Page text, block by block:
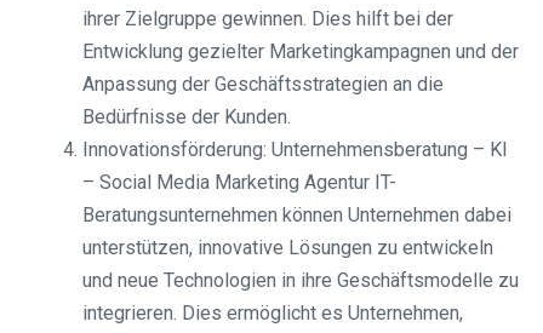
ihrer Zielgruppe gewinnen. Dies hilft bei der
Entwicklung gezielter Marketingkampagnen und der
Anpassung der Geschäftsstrategien an die
Bedürfnisse der Kunden.
Innovationsförderung: Unternehmensberatung – KI
– Social Media Marketing Agentur IT-
Beratungsunternehmen können Unternehmen dabei
unterstützen, innovative Lösungen zu entwickeln
und neue Technologien in ihre Geschäftsmodelle zu
integrieren. Dies ermöglicht es Unternehmen,